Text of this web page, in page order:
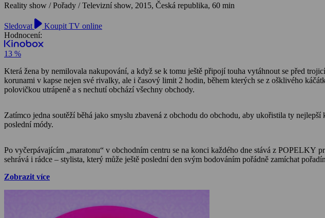
Reality show / Pořady / Televizní show, 2015, Česká republika, 60 min
Sledovat
Koupit TV online
Hodnocení:
13 %
Která žena by nemilovala nakupování, a když se k tomu ještě připojí touha vytáhnout se před
korunami v kapse nejen své rivalky, ale i časový limit 2 hodin, během kterých se z ošklivého
polovičkou utrápeně a s nechutí obchází všechny obchody.
Zatímco jedna soutěží běhá jako smyslu zbavená z obchodu do obchodu, aby ukořistila ty
poslední módy.
Po vyčerpávajícím „maratonu“ v obchodním centru se na konci každého dne stává z POPELKY
sehrává i rádce – stylista, který může ještě poslední den svým bodováním pořádně zamíchat
Zobrazit více